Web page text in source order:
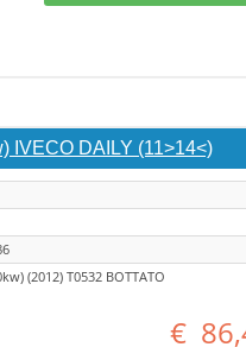
IVECO DAILY (11>14<)
(2012) T0532 BOTTATO
€